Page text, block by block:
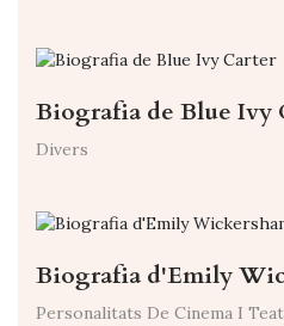
Biografia de Blue Ivy
Divers
Biografia d'Emily
Personalitats De Cinema I